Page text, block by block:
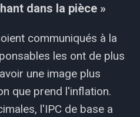
dans la pièce »
communiqués à la
les ont de plus
une image plus
que prend l'inflation.
l'IPC de base a